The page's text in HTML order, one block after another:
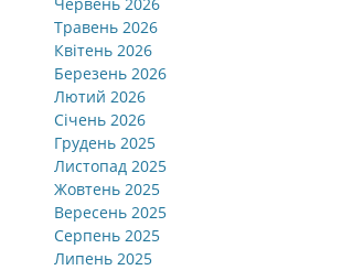
Травень 2026
Квітень 2026
Березень 2026
Лютий 2026
Січень 2026
Грудень 2025
Листопад 2025
Жовтень 2025
Вересень 2025
Серпень 2025
Липень 2025